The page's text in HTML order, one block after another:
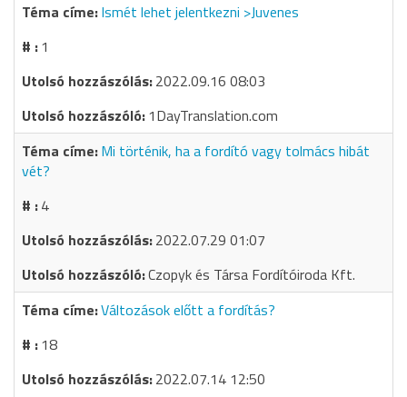
Ismét lehet jelentkezni >Juvenes
1
2022.09.16 08:03
1DayTranslation.com
Mi történik, ha a fordító vagy tolmács hibát
vét?
4
2022.07.29 01:07
Czopyk és Társa Fordítóiroda Kft.
Változások előtt a fordítás?
18
2022.07.14 12:50